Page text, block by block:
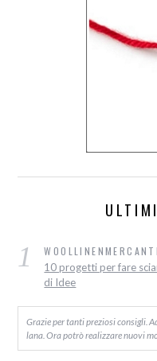
1
10 progetti per fare
di Idee
Grazie per tanti preziosi consigli.
lana. Ora potrò realizzare nuovi